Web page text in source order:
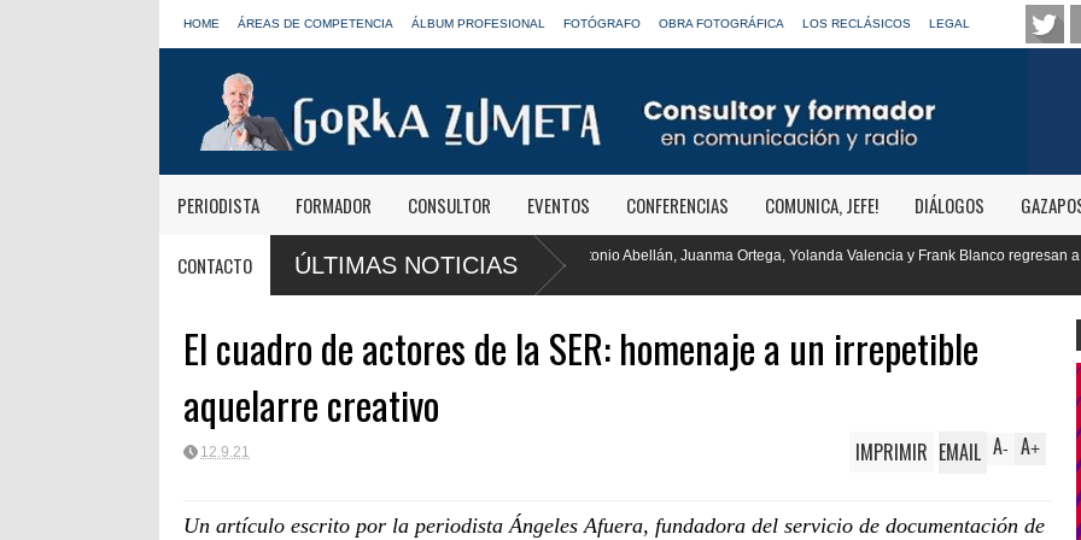
HOME ÁREAS DE COMPETENCIA ÁLBUM PROFESIONAL FOTÓGRAFO OBRA FOTOGRÁFICA LOS RECLÁSICOS LEGAL
PERIODISTA FORMADOR CONSULTOR EVENTOS CONFERENCIAS COMUNICA, JEFE! DIÁLOGOS
CONTACTO ÚLTIMAS NOTICIAS
Onda Cero: "El viaje mereció
José Antonio Abellán, Juanma Ortega, Yolanda Valencia y Frank Blanco regresan a
LOS40
RTVE reivindica la
El cuadro de actores de la SER: homenaje a un irrepetible
aquelarre creativo
12.9.21 A+
A-
IMPRIMIR EMAIL
Un artículo escrito por la periodista Ángeles Afuera, fundadora del servicio de documentación de